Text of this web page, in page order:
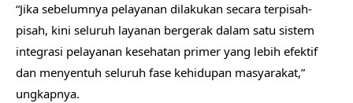
“Jika sebelumnya pelayanan dilakukan secara terpisah-
pisah, kini seluruh layanan bergerak dalam satu sistem
integrasi pelayanan kesehatan primer yang lebih efektif
dan menyentuh seluruh fase kehidupan masyarakat,”
ungkapnya.